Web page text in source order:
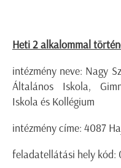
Heti 2 alkalommal
intézmény neve: Nagy
Általános Iskola,
Iskola és Kollégium
intézmény címe: 4087
feladatellátási hely kód: